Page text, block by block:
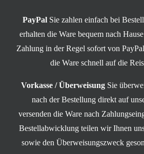
PayPal Sie zahlen einfach bei
erhalten die Ware bequem nach
Zahlung in der Regel sofort von
die Ware schnell auf die
Vorkasse / Überweisung Sie
nach der Bestellung direkt auf
versenden die Ware nach
Bestellabwicklung teilen wir Ihnen
sowie den Überweisungszweck